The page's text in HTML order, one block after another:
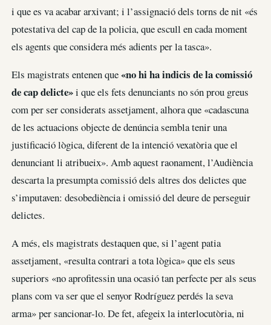
i que es va acabar arxivant; i l’assignació dels torns de nit «és
potestativa del cap de la policia, que escull en cada moment
els agents que considera més adients per la tasca».
Els magistrats entenen que«no hi ha indicis de la comissió
de cap delicte»i que els fets denunciants no són prou greus
com per ser considerats assetjament, alhora que «cadascuna
de les actuacions objecte de denúncia sembla tenir una
justificació lògica, diferent de la intenció vexatòria que el
denunciant li atribueix». Amb aquest raonament, l’Audiència
descarta la presumpta comissió dels altres dos delictes que
s’imputaven: desobediència i omissió del deure de perseguir
delictes.
A més, els magistrats destaquen que, si l’agent patia
assetjament, «resulta contrari a tota lògica» que els seus
superiors «no aprofitessin una ocasió tan perfecte per als seus
plans com va ser que el senyor Rodríguez perdés la seva
arma» per sancionar-lo. De fet, afegeix la interlocutòria, ni